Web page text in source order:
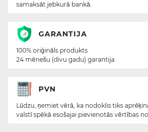
samaksāt jebkurā bankā.
GARANTIJA
100% oriģināls produkts
24 mēnešu (divu gadu) garantija.
PVN
Lūdzu, ņemiet vērā, ka nodoklis tiks
valstī spēkā esošajai pievienotās vērtības